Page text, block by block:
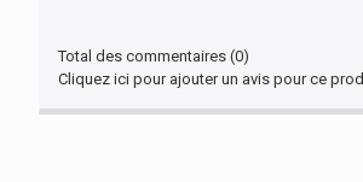
Total des commentaires (0)
Cliquez ici pour ajouter un avis pour ce